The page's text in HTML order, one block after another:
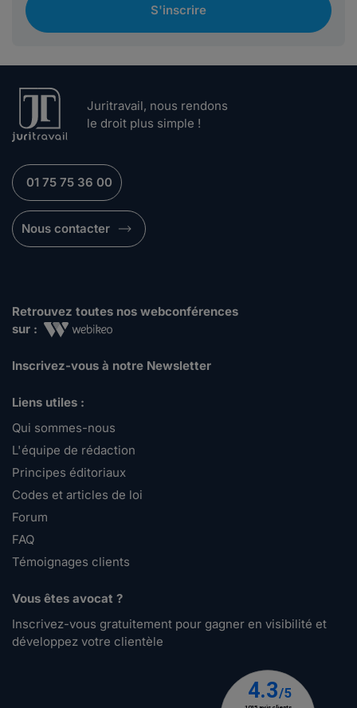
S'inscrire
Juritravail, nous rendons
le droit plus simple !
01 75 75 36 00
Nous contacter
Retrouvez toutes nos webconférences
sur :
Inscrivez-vous à notre Newsletter
Liens utiles :
Qui sommes-nous
L'équipe de rédaction
Principes éditoriaux
Codes et articles de loi
Forum
FAQ
Témoignages clients
Vous êtes avocat ?
Inscrivez-vous gratuitement pour gagner en visibilité et
développez votre clientèle